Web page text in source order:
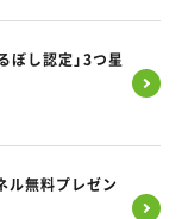
ぼし認定」3つ星
ル無料プレゼン